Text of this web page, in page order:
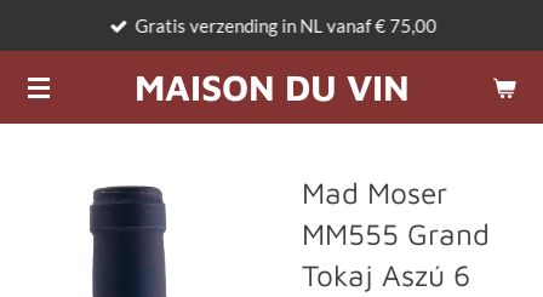
naar
de
MAISON DU VIN
Gratis verzending in NL vanaf € 75,00
Mad Moser
MM555 Grand
Tokaj Aszú 6